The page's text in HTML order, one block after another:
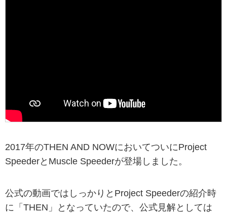
2017年のTHEN AND NOWにおいてついにProject
SpeederとMuscle Speederが登場しました。
公式の動画ではしっかりとProject Speederの紹介時
に「THEN」となっていたので、公式見解としては